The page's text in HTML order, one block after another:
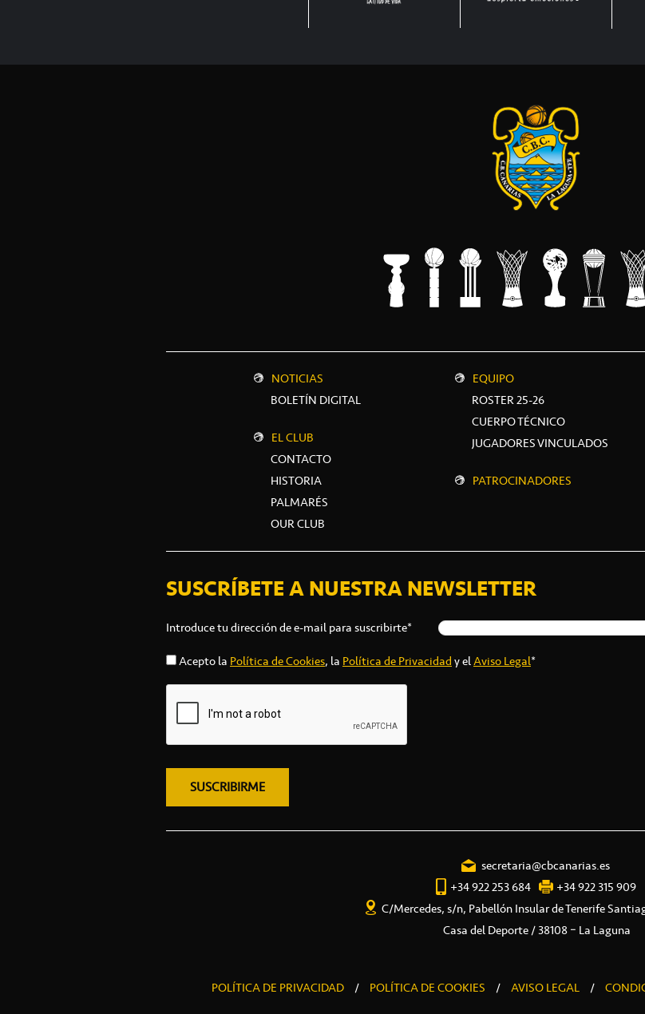
NOTICIAS
BOLETÍN DIGITAL
EL CLUB
CONTACTO
HISTORIA
PALMARÉS
OUR CLUB
EQUIPO
ROSTER 25-26
CUERPO TÉCNICO
JUGADORES VINCULADOS
PATROCINADORES
SUSCRÍBETE A NUESTRA NEWSLETTER
Introduce tu dirección de e-mail para suscribirte*
Acepto la Política de Cookies, la Política de Privacidady elAviso Legal*
secretaria@cbcanarias.es
+34 922 253 684
+34 922 315 909
C/Mercedes, s/n, Pabellón Insular de Tenerife
Casa del Deporte / 38108 – La Laguna
POLÍTICA DE PRIVACIDAD / POLÍTICA DE COOKIES / AVISO LEGAL /